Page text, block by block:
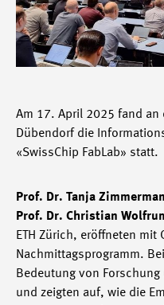
Am 17. April 2025 fand an
Dübendorf die
«SwissChip FabLab» statt.
Prof. Dr. Tanja
Prof. Dr. Christian
ETH Zürich, eröffneten
Nachmittagsprogramm.
Bedeutung von
und zeigten auf, wie die